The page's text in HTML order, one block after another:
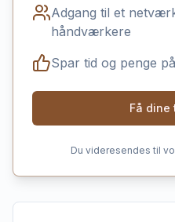
Adgang til et
håndværkere
Spar tid og penge
Få dine
Du videresendes til